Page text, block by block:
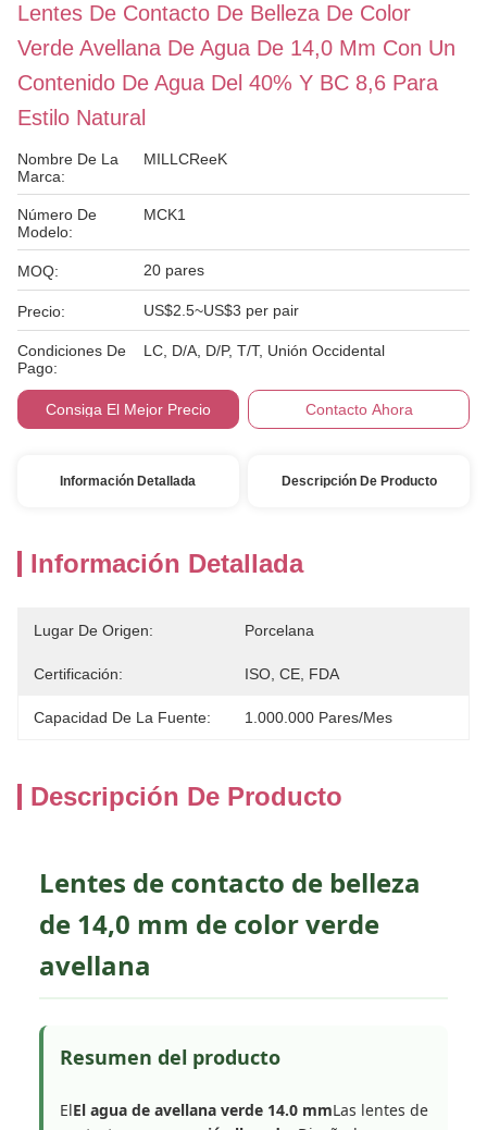
Lentes De Contacto De Belleza De Color
Verde Avellana De Agua De 14,0 Mm Con Un
Contenido De Agua Del 40% Y BC 8,6 Para
Estilo Natural
Nombre De La
Marca:
MILLCReeK
Número De
Modelo:
MCK1
MOQ: 20 pares
Precio: US$2.5~US$3 per pair
Condiciones De
Pago:
LC, D/A, D/P, T/T, Unión Occidental
Consiga El Mejor Precio Contacto Ahora
Información Detallada Descripción De Producto
Información Detallada
Lugar De Origen: Porcelana
Certificación: ISO, CE, FDA
Capacidad De La Fuente: 1.000.000 Pares/mes
Descripción De Producto
Lentes de contacto de belleza
de 14,0 mm de color verde
avellana
Resumen del producto
ElEl agua de avellana verde 14.0 mmLas lentes de